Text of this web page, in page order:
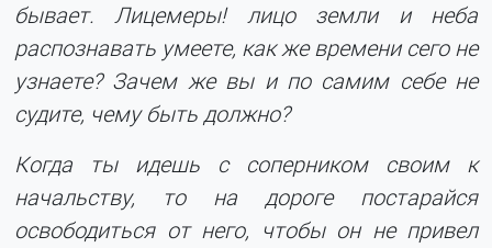
бывает. Лицемеры! лицо земли и неба
распознавать умеете, как же времени сего не
узнаете? Зачем же вы и по самим себе не
судите, чему быть должно?
Когда ты идешь с соперником своим к
начальству, то на дороге постарайся
освободиться от него, чтобы он не привел